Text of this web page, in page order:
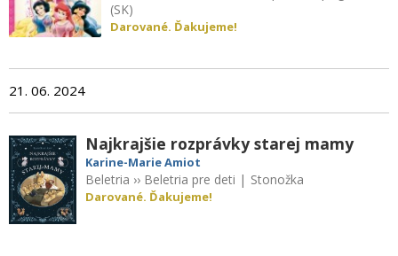
(SK)
Darované. Ďakujeme!
21. 06. 2024
Najkrajšie rozprávky starej mamy
Karine-Marie Amiot
Beletria ›› Beletria pre deti | Stonožka
Darované. Ďakujeme!